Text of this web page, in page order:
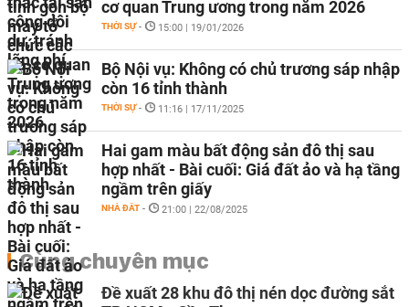
cơ quan Trung ương trong năm 2026
THỜI SỰ - 15:00 | 19/01/2026
Bộ Nội vụ: Không có chủ trương sáp nhập
còn 16 tỉnh thành
THỜI SỰ - 11:16 | 17/11/2025
Hai gam màu bất động sản đô thị sau
hợp nhất - Bài cuối: Giá đất ảo và hạ tầng
ngầm trên giấy
NHÀ ĐẤT - 21:00 | 22/08/2025
Cùng chuyên mục
Đề xuất 28 khu đô thị nén dọc đường sắt